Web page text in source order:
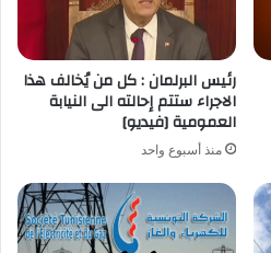
رئيس البرلمان : كل من يُخالف هذا
الاجراء ستتم إحالته الى النيابة
العمومية [فيديو]
منذ أسبوع واحد